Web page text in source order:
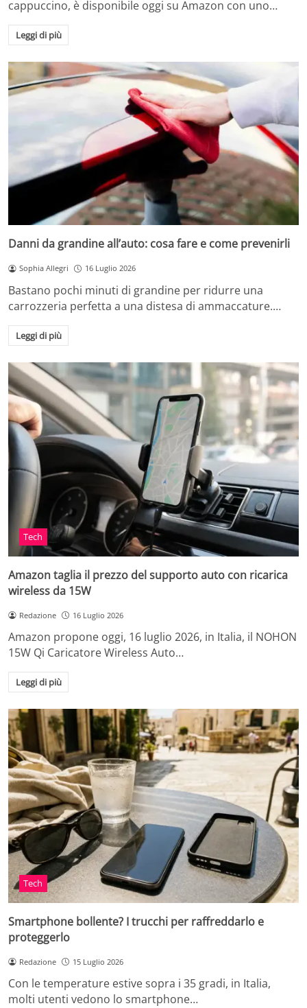
cappuccino, è disponibile oggi su Amazon con uno…
Leggi di più
Danni da grandine all’auto: cosa fare e come prevenirli
Sophia Allegri 16 Luglio 2026
Bastano pochi minuti di grandine per ridurre una
carrozzeria perfetta a una distesa di ammaccature.…
Leggi di più
Tech
Amazon taglia il prezzo del supporto auto con ricarica
wireless da 15W
Redazione 16 Luglio 2026
Amazon propone oggi, 16 luglio 2026, in Italia, il NOHON
15W Qi Caricatore Wireless Auto…
Leggi di più
Tech
Smartphone bollente? I trucchi per raffreddarlo e
proteggerlo
Redazione 15 Luglio 2026
Con le temperature estive sopra i 35 gradi, in Italia,
molti utenti vedono lo smartphone…